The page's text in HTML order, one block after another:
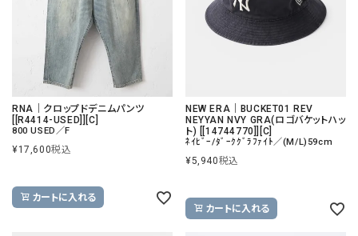
RNA｜クロップドデニムパンツ
[[R4414-USED]][C]
800 USED／F
¥17,600税込
カートに入れる
NEW ERA｜BUCKET01 REV
NEYYAN NVY GRA(ロゴバケットハッ
ト) [[14744770]][C]
ﾈｲﾋﾞｰ/ﾀﾞｰｸｸﾞﾗﾌｧｲﾄ／(M/L)59cm
¥5,940税込
カートに入れる